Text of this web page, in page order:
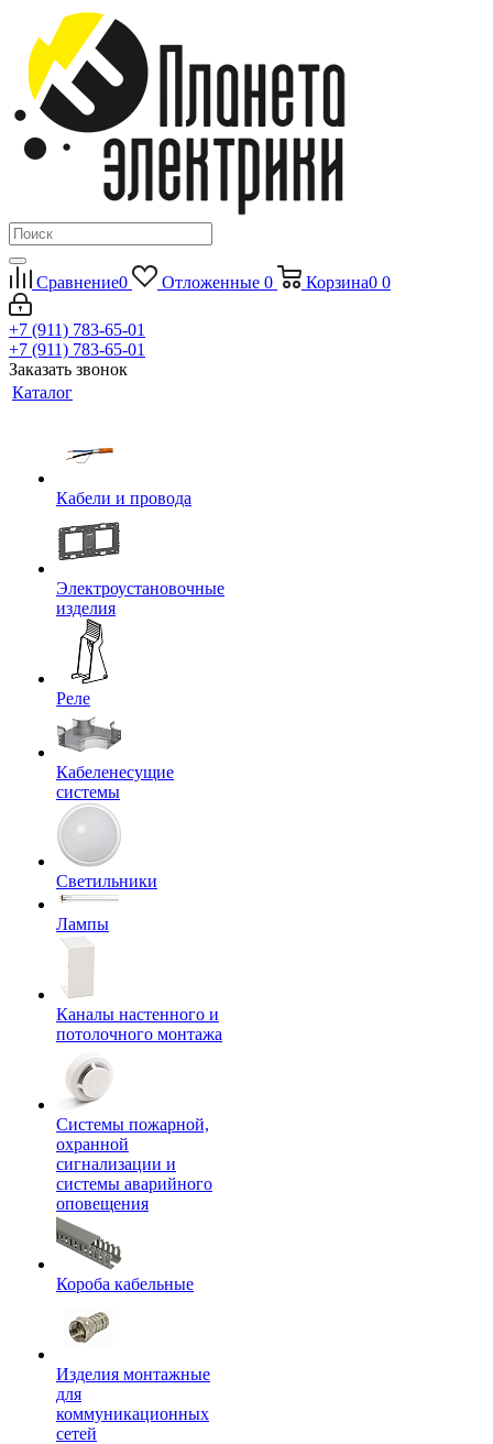
Сравнение0 Отложенные 0 Корзина0 0
+7 (911) 783-65-01
+7 (911) 783-65-01
Заказать звонок
Каталог
Кабели и провода
Электроустановочные
изделия
Реле
Кабеленесущие
системы
Светильники
Лампы
Каналы настенного и
потолочного монтажа
Системы пожарной,
охранной
сигнализации и
системы аварийного
оповещения
Короба кабельные
Изделия монтажные
для
коммуникационных
сетей